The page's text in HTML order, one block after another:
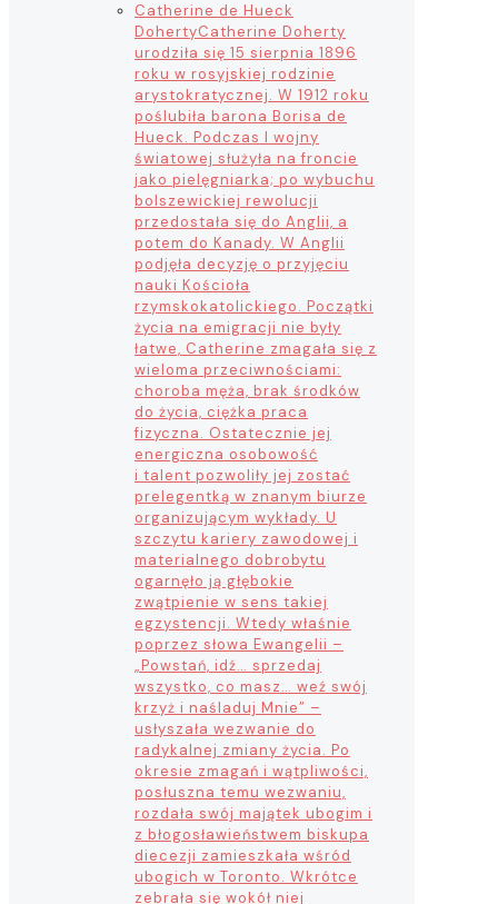
Catherine de Hueck
DohertyCatherine Doherty
urodziła się 15 sierpnia 1896
roku w rosyjskiej rodzinie
arystokratycznej. W 1912 roku
poślubiła barona Borisa de
Hueck. Podczas I wojny
światowej służyła na froncie
jako pielęgniarka; po wybuchu
bolszewickiej rewolucji
przedostała się do Anglii, a
potem do Kanady. W Anglii
podjęła decyzję o przyjęciu
nauki Kościoła
rzymskokatolickiego. Początki
życia na emigracji nie były
łatwe, Catherine zmagała się z
wieloma przeciwnościami:
choroba męża, brak środków
do życia, ciężka praca
fizyczna. Ostatecznie jej
energiczna osobowość
i talent pozwoliły jej zostać
prelegentką w znanym biurze
organizującym wykłady. U
szczytu kariery zawodowej i
materialnego dobrobytu
ogarnęło ją głębokie
zwątpienie w sens takiej
egzystencji. Wtedy właśnie
poprzez słowa Ewangelii –
„Powstań, idź… sprzedaj
wszystko, co masz… weź swój
krzyż i naśladuj Mnie” –
usłyszała wezwanie do
radykalnej zmiany życia. Po
okresie zmagań i wątpliwości,
posłuszna temu wezwaniu,
rozdała swój majątek ubogim i
z błogosławieństwem biskupa
diecezji zamieszkała wśród
ubogich w Toronto. Wkrótce
zebrała się wokół niej